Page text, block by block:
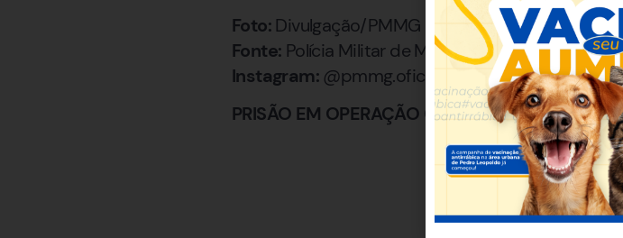
Foto: Divulgação/PMMG
Fonte: Polícia Militar de Minas Gerais
Instagram: @pmmg.oficial @mpmg.oficial
PRISÃO EM OPERAÇÃO CRIMINOSA